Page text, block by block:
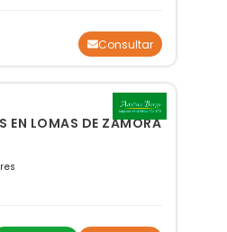
Consultar
EN LOMAS DE ZAMORA